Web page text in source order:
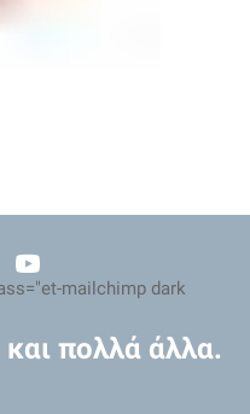
Youtube
mailchimp dark
πολλά άλλα.